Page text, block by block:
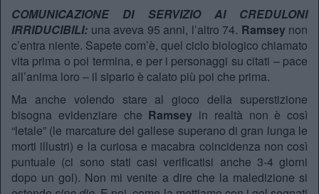
COMUNICAZIONE DI SERVIZIO AI CREDULONI
IRRIDUCIBILI: una aveva 95 anni, l’altro 74. Ramsey non
c’entra niente. Sapete com’è, quel ciclo biologico chiamato
vita prima o poi termina, e per i personaggi su citati – pace
all’anima loro – il sipario è calato più poi che prima.
Ma anche volendo stare al gioco della superstizione
bisogna evidenziare che Ramsey in realtà non è così
“letale” (le marcature del gallese superano di gran lunga le
morti illustri) e la curiosa e macabra coincidenza non così
puntuale (ci sono stati casi verificatisi anche 3-4 giorni
dopo un gol). Non mi venite a dire che la maledizione si